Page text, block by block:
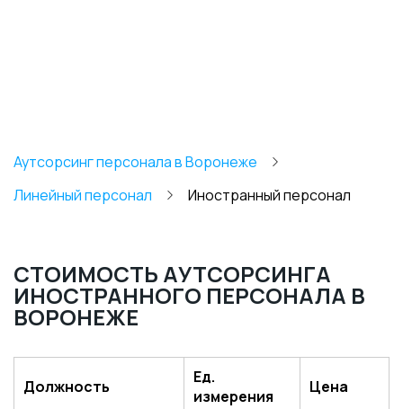
Аутсорсинг персонала в Воронеже
Линейный персонал
Иностранный персонал
СТОИМОСТЬ АУТСОРСИНГА
ИНОСТРАННОГО ПЕРСОНАЛА В
ВОРОНЕЖЕ
Должность
Ед.
измерения
Цена